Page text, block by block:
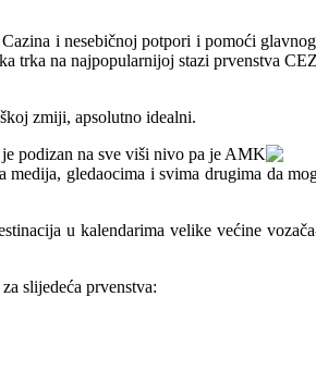
i nesebičnoj potpori i pomoći
trka na najpopularnijoj stazi prvenstva
zmiji, apsolutno idealni.
podizan na sve viši nivo pa je AMK
gledaocima i svima drugima da
u kalendarima velike većine
slijedeća prvenstva: